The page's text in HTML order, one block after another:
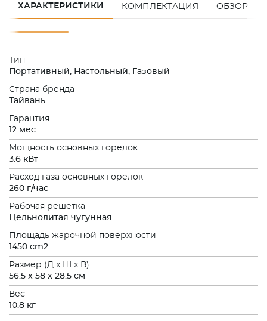
ХАРАКТЕРИСТИКИ КОМПЛЕКТАЦИЯ ОБЗОР
Тип
Портативный, Настольный, Газовый
Страна бренда
Тайвань
Гарантия
12 мес.
Мощность основных горелок
3.6 кВт
Расход газа основных горелок
260 г/час
Рабочая решетка
Цельнолитая чугунная
Площадь жарочной поверхности
1450 cm2
Размер (Д x Ш x В)
56.5 x 58 x 28.5 см
Вес
10.8 кг